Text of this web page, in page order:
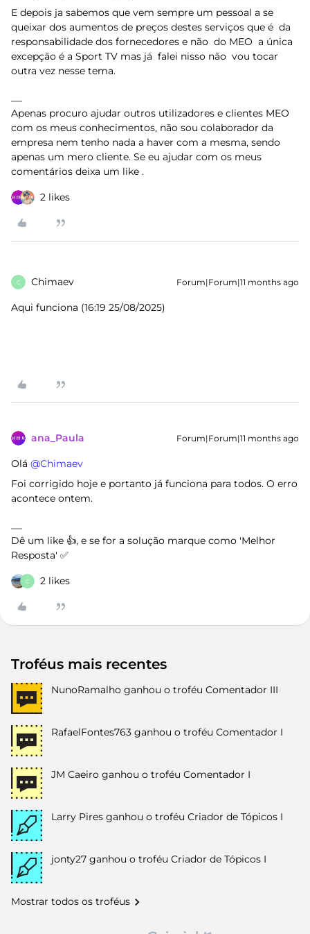
E depois ja sabemos que vem sempre um pessoal a se
queixar dos aumentos de preços destes serviços que é da
responsabilidade dos fornecedores e não do MEO a única
excepção é a Sport TV mas já falei nisso não vou tocar
outra vez nesse tema.
Apenas procuro ajudar outros utilizadores e clientes MEO
com os meus conhecimentos, não sou colaborador da
empresa nem tenho nada a haver com a mesma, sendo
apenas um mero cliente. Se eu ajudar com os meus
comentários deixa um like .
2 likes
C Chimaev Forum|Forum|11 months ago
Aqui funciona (16:19 25/08/2025)
ana_Paula Forum|Forum|11 months ago
Olá ​ @Chimaev
Foi corrigido hoje e portanto já funciona para todos. O erro
acontece ontem.
Dê um like 👍, e se for a solução marque como 'Melhor
Resposta' ✅
C 2 likes
Troféus mais recentes
NunoRamalho ganhou o troféu Comentador III
RafaelFontes763 ganhou o troféu Comentador I
JM Caeiro ganhou o troféu Comentador I
Larry Pires ganhou o troféu Criador de Tópicos I
jonty27 ganhou o troféu Criador de Tópicos I
Mostrar todos os troféus